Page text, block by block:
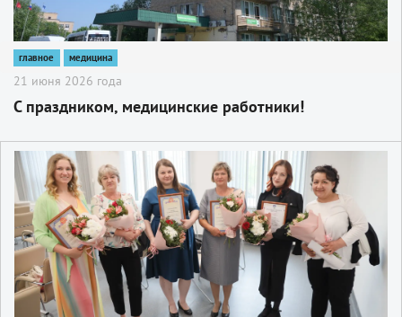
главное медицина
21 июня 2026 года
С праздником, медицинские работники!
2